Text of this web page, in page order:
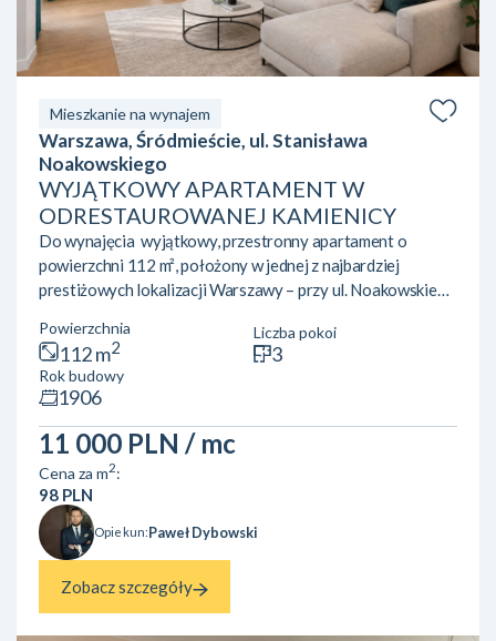
Mieszkanie na wynajem
Warszawa, Śródmieście, ul. Stanisława
Noakowskiego
WYJĄTKOWY APARTAMENT W
ODRESTAUROWANEJ KAMIENICY
Do wynajęcia wyjątkowy, przestronny apartament o
powierzchni 112 m², położony w jednej z najbardziej
prestiżowych lokalizacji Warszawy – przy ul. Noakowskiego
Apartament zachwyca przedwojennym charakterem,
elegancją oraz ponadstandardową wysokością
pomieszczeń, która wynosi ponad 3 metry, zapewniając
wnętrzom wyjątkowe poczucie przestrzeni i prestiżu.
Nieruchomość składa się z: reprezentacyjnego
holu,przestronnego salonu połączon...
Powierzchnia
112 m2
Liczba pokoi
3
Rok budowy
1906
11 000 PLN / mc
Cena za m2:
98 PLN
Opiekun:Paweł Dybowski
Zobacz szczegóły